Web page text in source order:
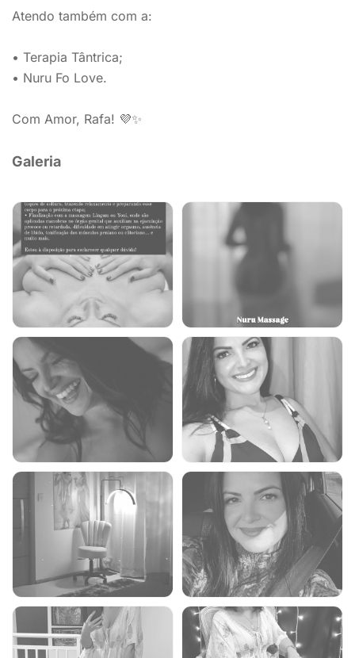
Atendo também com a:
• Terapia Tântrica;
• Nuru Fo Love.
Com Amor, Rafa! 💜✨️
Galeria